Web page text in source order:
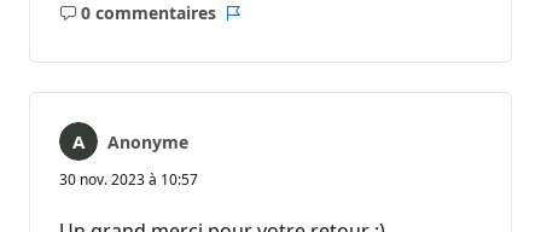
0 commentaires
Aucun
Anonyme
30 nov. 2023 à 10:57